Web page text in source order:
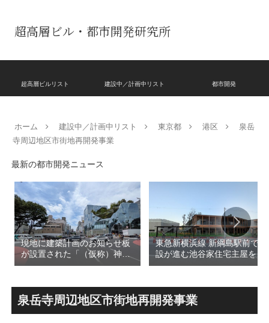
超高層ビル・都市開発研究所
超高層ビルリスト 建設中／計画中リスト 都市開発
ホーム 建設中／計画中リスト 東京都 港区
泉岳
寺周辺地区市街地再開発事業
最新の都市開発ニュース
現地に建築計画のお知らせ板
が設置された「（仮称）神宮
前六丁目八角館建替計
SANAA設計で神宮前交差点に
新たな商業施設誕生へ！！
東急新横浜線 新綱島駅前で建
設が進む池谷家住宅主屋を活
用した「新綱島MICCA」！！
による新たな駅前拠点が2026
年秋誕生へ！！
泉岳寺周辺地区市街地再開発事業